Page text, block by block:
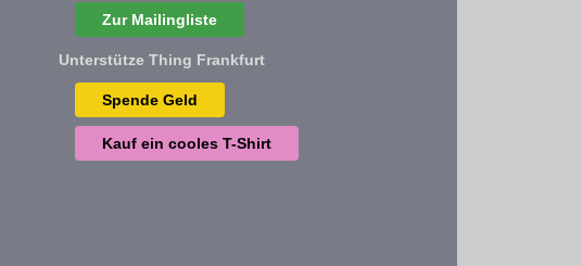
Zur Mailingliste
Unterstütze Thing Frankfurt
Spende Geld
Kauf ein cooles T-Shirt